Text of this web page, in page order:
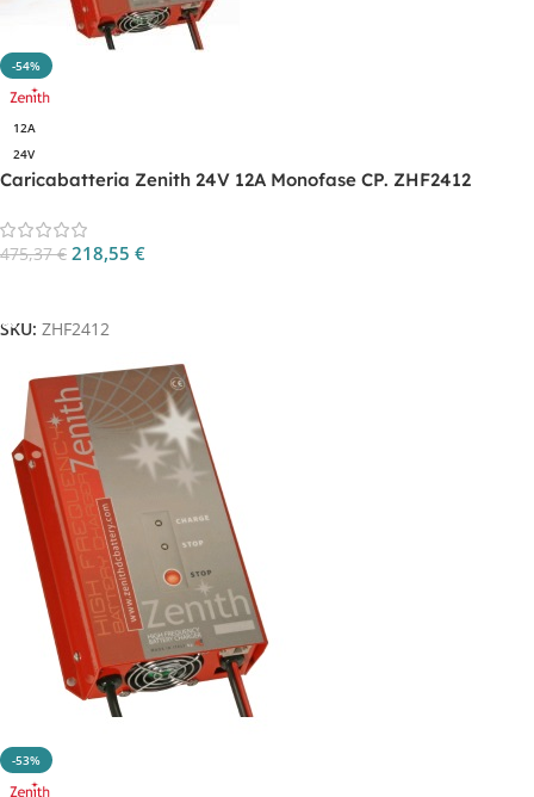
-54%
12A
24V
Caricabatteria Zenith 24V 12A Monofase CP. ZHF2412
475,37€ 218,55 €
SKU: ZHF2412
-53%